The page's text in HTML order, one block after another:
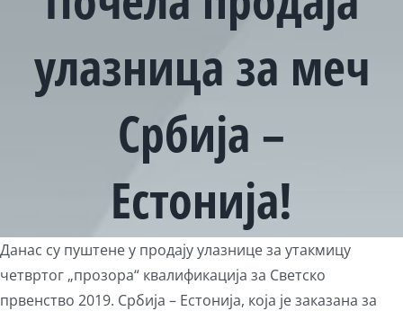
улазница за меч
Србија –
Естонија!
View
Larger
Image
Данас су пуштене у продају улазнице за утакмицу
четвртог „прозора“ квалификација за Светско
првенство 2019. Србија – Естонија, која је заказана за